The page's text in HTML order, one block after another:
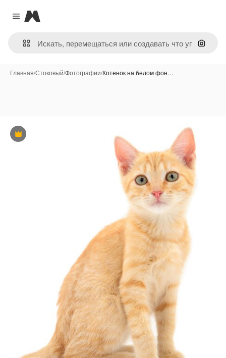
Close menu
Magnific
Поиск
Главная/Стоковый/Фотографии/Котенок на белом фон…
Премиум